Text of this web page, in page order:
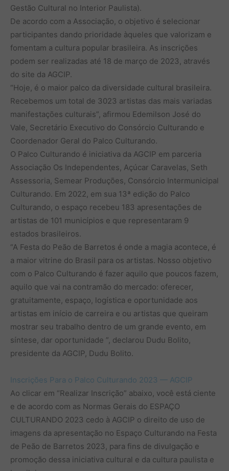
Gestão Cultural no Interior Paulista).
De acordo com a Associação, o objetivo é selecionar
participantes dando prioridade àqueles que valorizam e
fomentam a cultura popular brasileira. As inscrições
podem ser realizadas até 18 de março de 2023, através
do site da AGCIP.
“Hoje, é o maior palco da diversidade cultural brasileira.
Recebemos um total de 3023 artistas das mais variadas
manifestações culturais”, afirmou Edemilson José do
Vale, Secretário Executivo do Consórcio Culturando e
Coordenador Geral do Palco Culturando.
O Palco Culturando é iniciativa da AGCIP em parceria
Associação Os Independentes, Açúcar Caravelas, Seth
Assessoria, Semear Produções, Consórcio Intermunicipal
Culturando. Em 2022, em sua 13ª edição do Palco
Culturando, o espaço recebeu 183 apresentações de
artistas de 101 municípios e que representaram 9
estados brasileiros.
“A Festa do Peão de Barretos é onde a magia acontece, é
a maior vitrine do Brasil para os artistas. Nosso objetivo
com o Palco Culturando é fazer aquilo que poucos fazem,
aquilo que vai na contramão do mercado: oferecer,
gratuitamente, espaço, logística e oportunidade aos
artistas em início de carreira e ou artistas que queiram
mostrar seu trabalho dentro de um grande evento, em
síntese, dar oportunidade ”, declarou Dudu Bolito,
presidente da AGCIP, Dudu Bolito.
Inscrições Para o Palco Culturando 2023 — AGCIP
Ao clicar em “Realizar Inscrição” abaixo, você está ciente
e de acordo com as Normas Gerais do ESPAÇO
CULTURANDO 2023 cedo à AGCIP o direito de uso de
imagens da apresentação no Espaço Culturando na Festa
de Peão de Barretos 2023, para fins de divulgação e
promoção dessa iniciativa cultural e da cultura paulista e